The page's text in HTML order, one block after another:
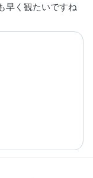
早く観たいですね